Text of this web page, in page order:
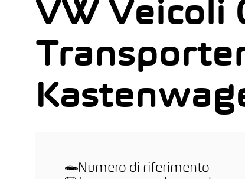
VW Veicoli
Numero di riferimento